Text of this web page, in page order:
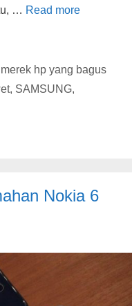
… Read more
merek hp yang bagus
, SAMSUNG,
Nokia 6